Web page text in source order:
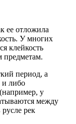
ее отложила
У многих
клейкость
предметам.
период, а
и либо
у
между
рек